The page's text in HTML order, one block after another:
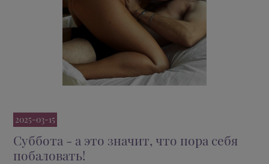
2025-03-15
Суббота - а это значит, что пора себя
побаловать!